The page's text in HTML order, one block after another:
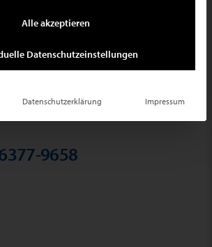
9658
Alle akzeptieren
Datenschutzeinstellungen
Datenschutzerklärung Impressum